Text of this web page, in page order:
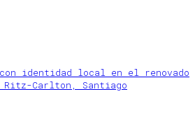
identidad local en el renovado
Ritz-Carlton, Santiago